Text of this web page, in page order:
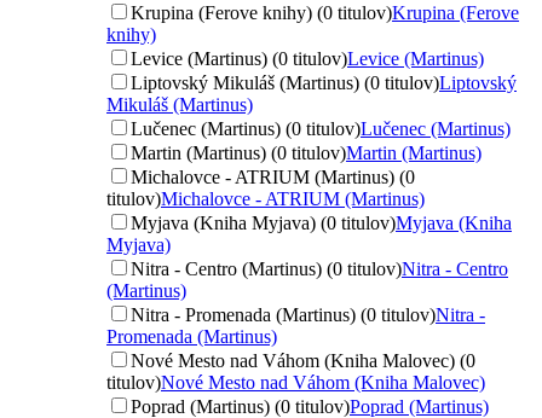
Krupina (Ferove knihy) (0 titulov)Krupina (Ferove
knihy)
Levice (Martinus) (0 titulov)Levice (Martinus)
Liptovský Mikuláš (Martinus) (0 titulov)Liptovský
Mikuláš (Martinus)
Lučenec (Martinus) (0 titulov)Lučenec (Martinus)
Martin (Martinus) (0 titulov)Martin (Martinus)
Michalovce - ATRIUM (Martinus) (0
titulov)Michalovce - ATRIUM (Martinus)
Myjava (Kniha Myjava) (0 titulov)Myjava (Kniha
Myjava)
Nitra - Centro (Martinus) (0 titulov)Nitra - Centro
(Martinus)
Nitra - Promenada (Martinus) (0 titulov)Nitra -
Promenada (Martinus)
Nové Mesto nad Váhom (Kniha Malovec) (0
titulov)Nové Mesto nad Váhom (Kniha Malovec)
Poprad (Martinus) (0 titulov)Poprad (Martinus)